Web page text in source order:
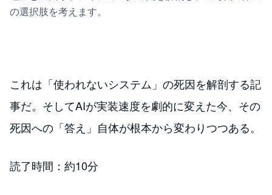
の選択肢を考えます。
これは「使われないシステム」の死因を解剖する記
事だ。そしてAIが実装速度を劇的に変えた今、その
死因への「答え」自体が根本から変わりつつある。
読了時間：約10分